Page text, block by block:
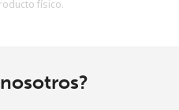
web, estoy de acuerdo con
físico.